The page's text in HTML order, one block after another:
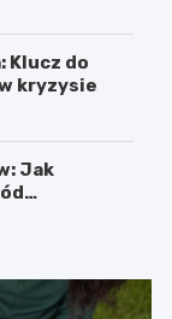
Klucz do
kryzysie
Jak